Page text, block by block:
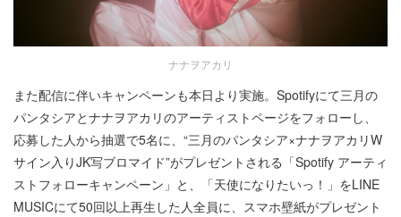
ナナヲアカリ
また配信に伴いキャンペーンも本日より実施。Spotifyにて三月の
パンタシアとナナヲアカリのアーティストページをフォローし、
応募した人から抽選で5名に、“三月のパンタシア×ナナヲアカリW
サイン入りJK写ブロマイド”がプレゼントされる「Spotify アーティ
ストフォローキャンペーン」と、「天使になりたいっ！」をLINE
MUSICにて50回以上再生した人全員に、スマホ壁紙がプレゼント